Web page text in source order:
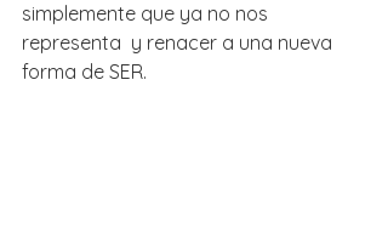
simplemente que ya no nos
representa  y renacer a una nueva
forma de SER.